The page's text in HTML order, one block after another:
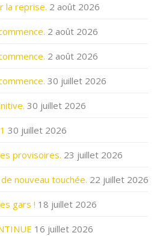
la reprise. 2 août 2026
2 août 2026
2 août 2026
30 juillet 2026
30 juillet 2026
30 juillet 2026
provisoires. 23 juillet 2026
nouveau touchée. 22 juillet 2026
gars ! 18 juillet 2026
16 juillet 2026